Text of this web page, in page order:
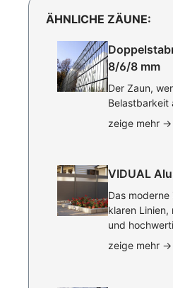
ÄHNLICHE ZÄUNE:
8/6/8 mm
Der Zaun,
Belastbarkeit
zeige mehr →
VIDUAL
Das
klaren Linien,
und
zeige mehr →